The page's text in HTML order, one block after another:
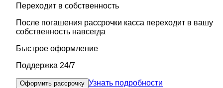
Переходит в собственность
После погашения рассрочки касса переходит в вашу
собственность навсегда
Быстрое оформление
Поддержка 24/7
Оформить рассрочку Узнать подробности